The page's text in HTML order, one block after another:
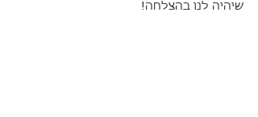
שיהיה לנו בהצלחה!